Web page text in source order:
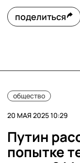
поделиться
общество
20 МАЯ 2025 10:29
Путин
попытке